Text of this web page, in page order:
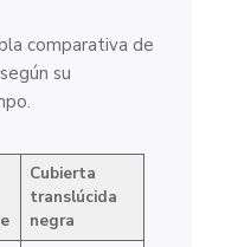
comparativa de
su
Cubierta
translúcida
negra